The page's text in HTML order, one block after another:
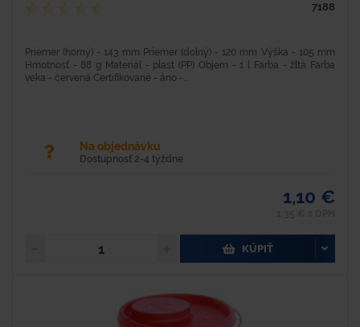
7188
Priemer (horný) - 143 mm Priemer (dolný) - 120 mm Výška - 105 mm
Hmotnosť - 88 g Materiál - plast (PP) Objem - 1 l Farba - žltá Farba
veka - červená Certifikované - áno -...
Na objednávku
Dostupnosť 2-4 týždne
1,10 €
KÚPIŤ